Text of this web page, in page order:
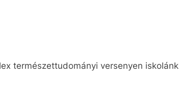
természettudományi versenyen iskolánk